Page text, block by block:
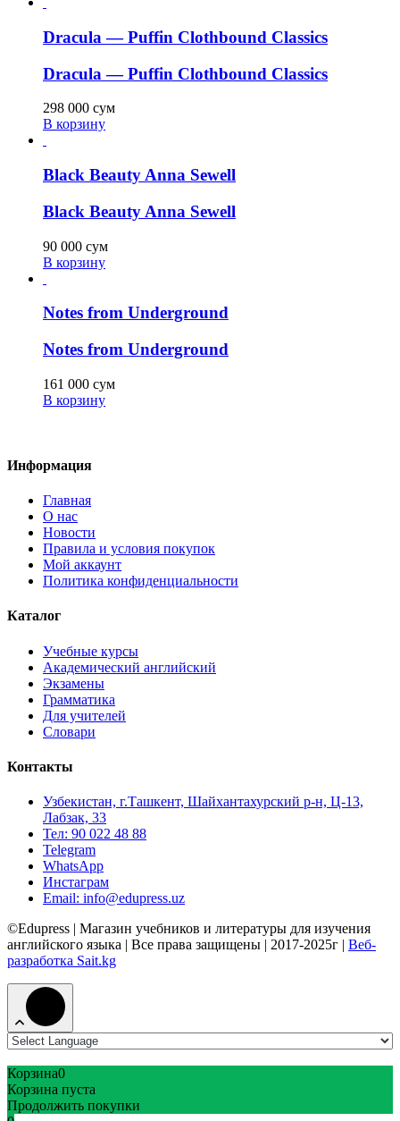
Dracula — Puffin Clothbound Classics
Dracula — Puffin Clothbound Classics
298 000 сум
В корзину
Black Beauty Anna Sewell
Black Beauty Anna Sewell
90 000 сум
В корзину
Notes from Underground
Notes from Underground
161 000 сум
В корзину
Информация
Главная
О нас
Новости
Правила и условия покупок
Мой аккаунт
Политика конфиденциальности
Каталог
Учебные курсы
Академический английский
Экзамены
Грамматика
Для учителей
Словари
Контакты
Узбекистан, г.Ташкент, Шайхантахурский р-н, Ц-13,
Лабзак, 33
Тел: 90 022 48 88
Telegram
WhatsApp
Инстаграм
Email: info@edupress.uz
©Edupress | Магазин учебников и литературы для изучения
английского языка | Все права защищены | 2017-2025г | Веб-
разработка Sait.kg
Корзина0
Корзина пуста
Продолжить покупки